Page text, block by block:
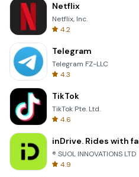
Netflix
Netflix, Inc.
4.2
Telegram
Telegram FZ-LLC
4.3
TikTok
TikTok Pte. Ltd.
4.6
inDrive. Rides with
® SUOL INNOVATIONS LTD
4.9